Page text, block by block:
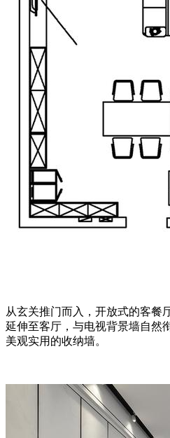
从玄关推门而入，开放式的客餐
延伸至客厅，与电视背景墙自然
美观实用的收纳墙。